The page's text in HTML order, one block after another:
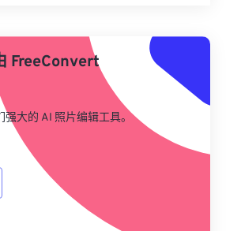
FreeConvert
强大的 AI 照片编辑工具。